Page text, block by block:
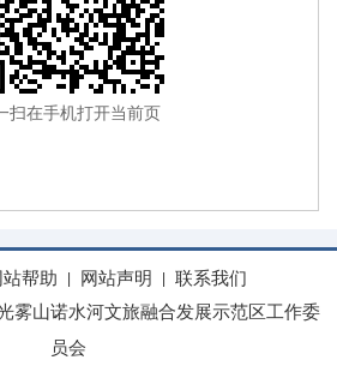
扫在手机打开当前页
站帮助 网站声明
联系我们
雾山诺水河文旅融合发展示范区工作委
员会